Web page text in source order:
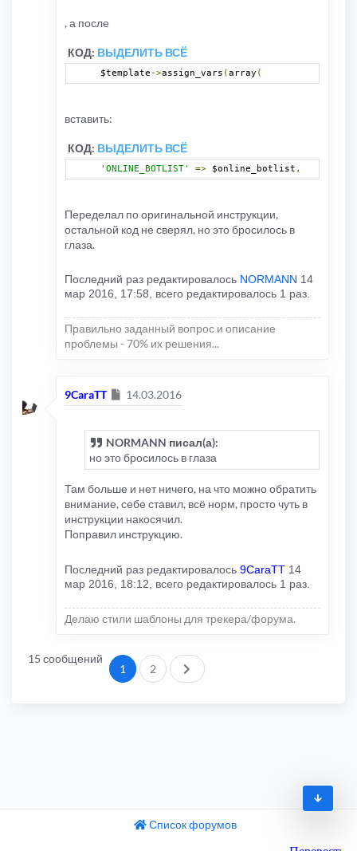
, а после
КОД: ВЫДЕЛИТЬ ВСЁ
$template->assign_vars (array (
вставить:
КОД: ВЫДЕЛИТЬ ВСЁ
'ONLINE_BOTLIST' => $online_botlist ,
Переделал по оригинальной инструкции,
остальной код не сверял, но это бросилось в
глаза.
Последний раз редактировалось NORMANN 14
мар 2016, 17:58, всего редактировалось 1 раз.
Правильно заданный вопрос и описание
проблемы - 70% их решения...
9CaraTT Сообщение
14.03.2016
NORMANN писал(а):
но это бросилось в глаза
Там больше и нет ничего, на что можно обратить
внимание, себе ставил, всё норм, просто чуть в
инструкции накосячил.
Поправил инструкцию.
Последний раз редактировалось 9CaraTT 14
мар 2016, 18:12, всего редактировалось 1 раз.
Делаю стили шаблоны для трекера/форума.
15 сообщений
1 2 След.
Список форумов